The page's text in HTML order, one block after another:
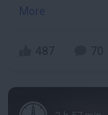
More